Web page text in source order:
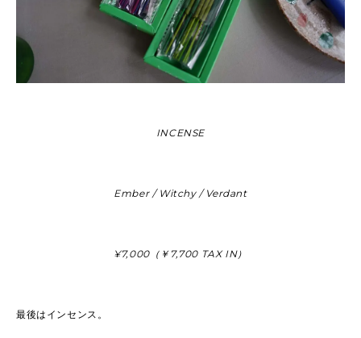
INCENSE
Ember / Witchy / Verdant
¥7,000（￥7,700 TAX IN）
最後はインセンス。